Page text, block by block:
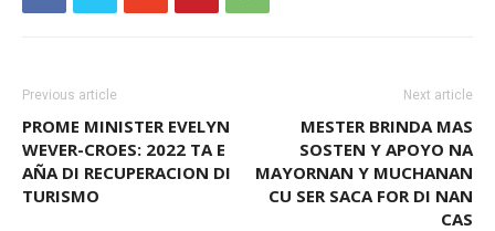
Previous article
PROME MINISTER EVELYN
WEVER-CROES: 2022 TA E
AÑA DI RECUPERACION DI
TURISMO
Next article
MESTER BRINDA MAS
SOSTEN Y APOYO NA
MAYORNAN Y MUCHANAN
CU SER SACA FOR DI NAN
CAS